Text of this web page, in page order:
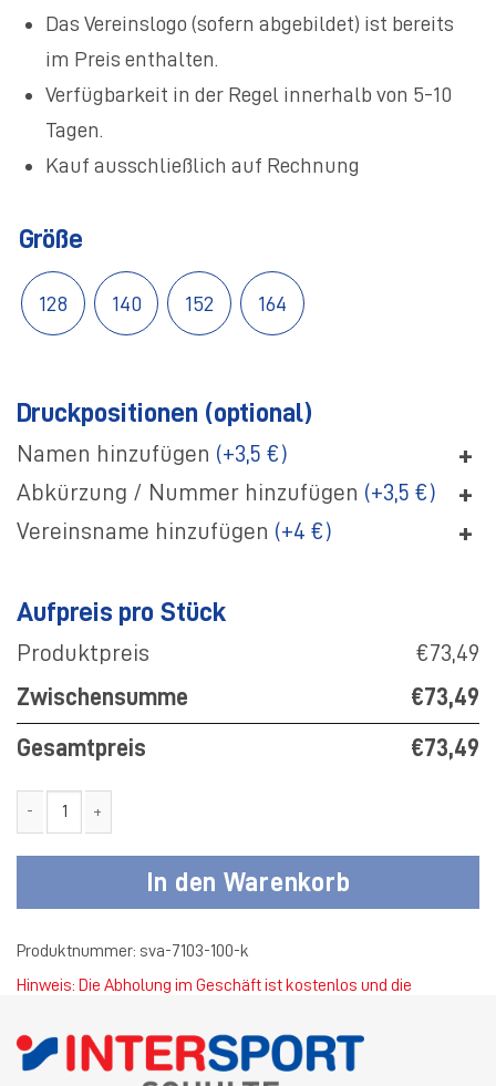
Das Vereinslogo (sofern abgebildet) ist bereits
im Preis enthalten.
Verfügbarkeit in der Regel innerhalb von 5-10
Tagen.
Kauf ausschließlich auf Rechnung
Größe
128 140 152 164
Druckpositionen (optional)
Namen hinzufügen (+3,5 €) +
Abkürzung / Nummer hinzufügen (+3,5 €) +
Vereinsname hinzufügen (+4 €) +
Aufpreis pro Stück
Produktpreis
€73,49
Zwischensumme
€73,49
Gesamtpreis €73,49
In den Warenkorb
Produktnummer: sva-7103-100-k
Hinweis: Die Abholung im Geschäft ist kostenlos und die